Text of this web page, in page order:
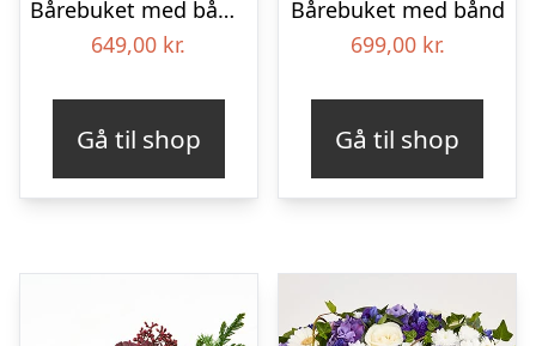
Bårebuket med bånd – Et farverigt farvel
649,00 kr.
Gå til shop
Bårebuket med bånd
699,00 kr.
Gå til shop